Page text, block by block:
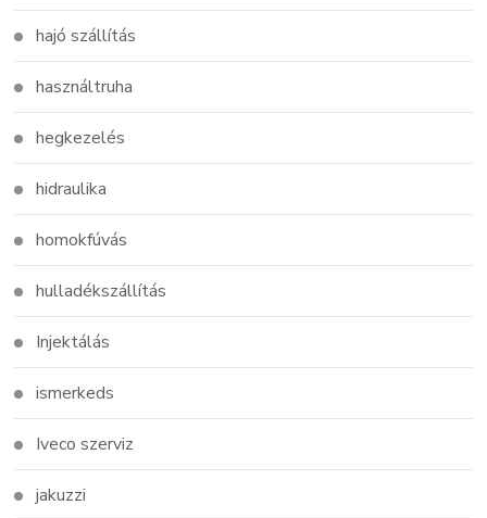
hajó szállítás
használtruha
hegkezelés
hidraulika
homokfúvás
hulladékszállítás
Injektálás
ismerkeds
Iveco szerviz
jakuzzi